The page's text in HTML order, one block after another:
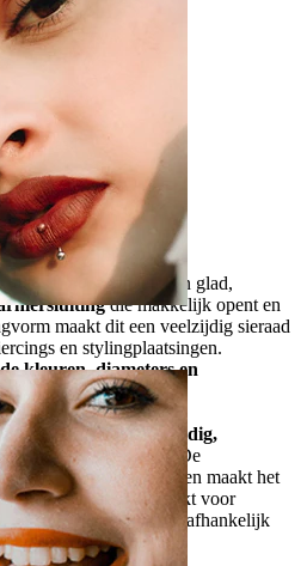
sieraad
met scharnierheeft een glad,
die makkelijk opent en
maakt dit een veelzijdig sieraad
en stylingplaatsingen.
kleuren, diameters en
en iswaterbestendig,
dagelijks gebruik
. De
stevig op zijn plek en maakt het
Geschikt voor
septum, daith en meer, afhankelijk